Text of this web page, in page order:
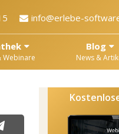
info@erlebe-
Webinare
Blog
News &